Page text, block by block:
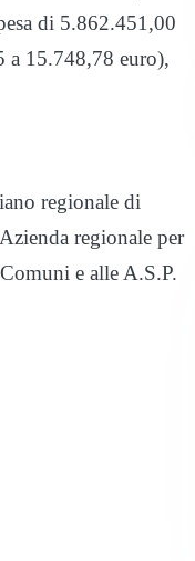
di 5.862.451,00
a 15.748,78 euro),
regionale di
regionale per
e alle A.S.P.